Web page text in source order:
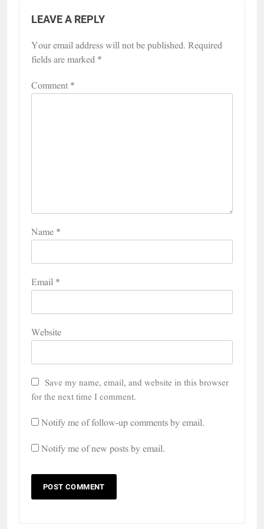
LEAVE A REPLY
Your email address will not be published. Required
fields are marked *
Comment *
Name *
Email *
Website
Save my name, email, and website in this browser
for the next time I comment.
Notify me of follow-up comments by email.
Notify me of new posts by email.